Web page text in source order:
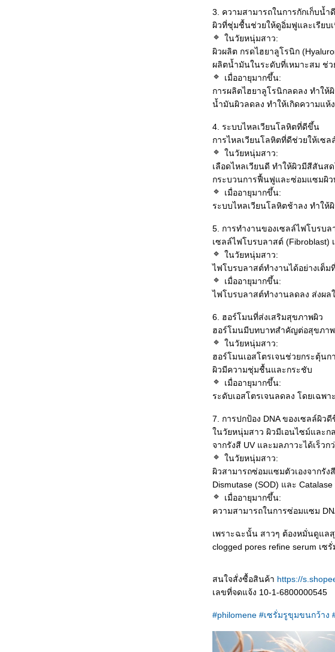
3. ความสามารถในการกักเก็บน้ำ
ผิวที่ชุ่มชื้นช่วยให้ดูอิ่มฟูและเรียบ
นวัยหนุ่มสาว:
ผิวผลิต กรดไฮยาลูโรนิก
ผลิตน้ำมันในระดับที่เหมาะสม ช่ว
เมื่ออายุมากขึ้น:
การผลิตไฮยาลูโรนิกลดลง ทำใ
น้ำมันผิวลดลง ทำให้เกิดความแห้
4. ระบบไหลเวียนโลหิตที่ดีขึ้น
การไหลเวียนโลหิตที่ดีช่วยให้เซล
นวัยหนุ่มสาว:
เลือดไหลเวียนดี ทำให้ผิวมีสีสันสด
กระบวนการฟื้นฟูและซ่อมแซมผิว
เมื่ออายุมากขึ้น:
ระบบไหลเวียนโลหิตช้าลง ทำใ
5. การทำงานของเซลล์ไฟโบรบ
เซลล์ไฟโบรบลาสต์
นวัยหนุ่มสาว:
ไฟโบรบลาสต์ทำงานได้อย่างเต็ม
เมื่ออายุมากขึ้น:
ไฟโบรบลาสต์ทำงานลดลง ส่งผล
6. ฮอร์โมนที่ส่งเสริมสุขภาพผิว
ฮอร์โมนมีบทบาทสำคัญต่อสุขภาพ
นวัยหนุ่มสาว:
ฮอร์โมนเอสโตรเจนช่วยกระตุ้น
ผิวมีความชุ่มชื้นและกระชับ
เมื่ออายุมากขึ้น:
ระดับเอสโตรเจนลดลง โดยเฉพ
7. การปกป้อง DNA ของเซลล์ผิว
นวัยหนุ่มสาว ผิวมีเอนไซม์และก
จากรังสี UV และมลภาวะได้เร็วก
นวัยหนุ่มสาว:
ผิวสามารถซ่อมแซมตัวเองจากรัง
Dismutase (SOD) และ
เมื่ออายุมากขึ้น:
ความสามารถในการซ่อมแซม
เพราะฉะนั้น สาวๆ ต้องหมั่นดูแล
clogged pores refine serum เ
สนใจสั่งซื้อสินค้า https://
เลขที่จดแจ้ง 10-1-6800000545
#philomene #เซรั่มรูขุมขนกว้าง